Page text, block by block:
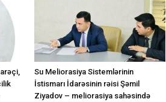
Su Meliorasiya Sistemlərinin
İstismarı İdarəsinin rəisi Şəmil
Ziyadov – meliorasiya sahəsində